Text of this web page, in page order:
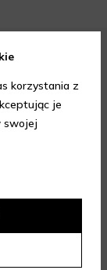
korzystania z
je
swojej